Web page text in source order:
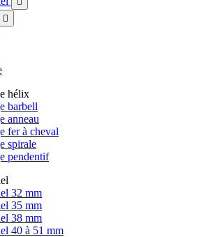

hélix
barbell
anneau
fer à cheval
spirale
pendentif
32 mm
35 mm
38 mm
40 à 51 mm